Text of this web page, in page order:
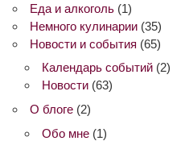
Еда и алкоголь (1)
Немного кулинарии (35)
Новости и события (65)
Календарь событий (2)
Новости (63)
О блоге (2)
Обо мне (1)